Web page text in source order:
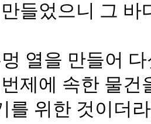
들었으니 그
열을 만들어
제에 속한 물
를 위한 것이더라